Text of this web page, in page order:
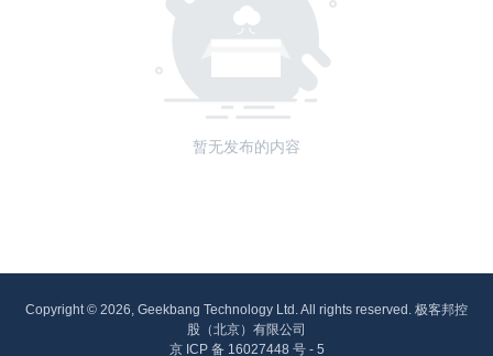
暂无发布的内容
Copyright © 2026, Geekbang Technology Ltd. All rights reserved. 极客邦控
股（北京）有限公司
京 ICP 备 16027448 号 - 5